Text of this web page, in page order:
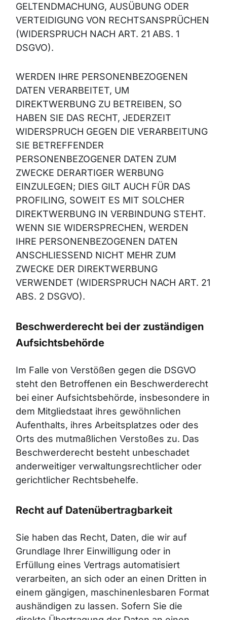
GELTENDMACHUNG, AUSÜBUNG ODER
VERTEIDIGUNG VON RECHTSANSPRÜCHEN
(WIDERSPRUCH NACH ART. 21 ABS. 1
DSGVO).
WERDEN IHRE PERSONENBEZOGENEN
DATEN VERARBEITET, UM
DIREKTWERBUNG ZU BETREIBEN, SO
HABEN SIE DAS RECHT, JEDERZEIT
WIDERSPRUCH GEGEN DIE VERARBEITUNG
SIE BETREFFENDER
PERSONENBEZOGENER DATEN ZUM
ZWECKE DERARTIGER WERBUNG
EINZULEGEN; DIES GILT AUCH FÜR DAS
PROFILING, SOWEIT ES MIT SOLCHER
DIREKTWERBUNG IN VERBINDUNG STEHT.
WENN SIE WIDERSPRECHEN, WERDEN
IHRE PERSONENBEZOGENEN DATEN
ANSCHLIESSEND NICHT MEHR ZUM
ZWECKE DER DIREKTWERBUNG
VERWENDET (WIDERSPRUCH NACH ART. 21
ABS. 2 DSGVO).
Beschwerderecht bei der zuständigen
Aufsichtsbehörde
Im Falle von Verstößen gegen die DSGVO
steht den Betroffenen ein Beschwerderecht
bei einer Aufsichtsbehörde, insbesondere in
dem Mitgliedstaat ihres gewöhnlichen
Aufenthalts, ihres Arbeitsplatzes oder des
Orts des mutmaßlichen Verstoßes zu. Das
Beschwerderecht besteht unbeschadet
anderweitiger verwaltungsrechtlicher oder
gerichtlicher Rechtsbehelfe.
Recht auf Datenübertragbarkeit
Sie haben das Recht, Daten, die wir auf
Grundlage Ihrer Einwilligung oder in
Erfüllung eines Vertrags automatisiert
verarbeiten, an sich oder an einen Dritten in
einem gängigen, maschinenlesbaren Format
aushändigen zu lassen. Sofern Sie die